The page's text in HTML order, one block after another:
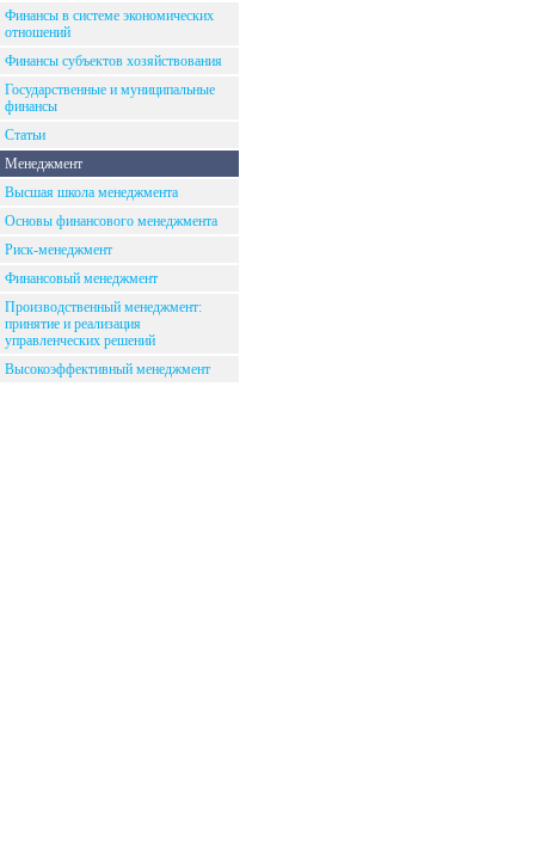
Финансы в системе экономических
отношений
Финансы субъектов хозяйствования
Государственные и муниципальные
финансы
Статьи
Менеджмент
Высшая школа менеджмента
Основы финансового менеджмента
Риск-менеджмент
Финансовый менеджмент
Производственный менеджмент:
принятие и реализация
управленческих решений
Высокоэффективный менеджмент